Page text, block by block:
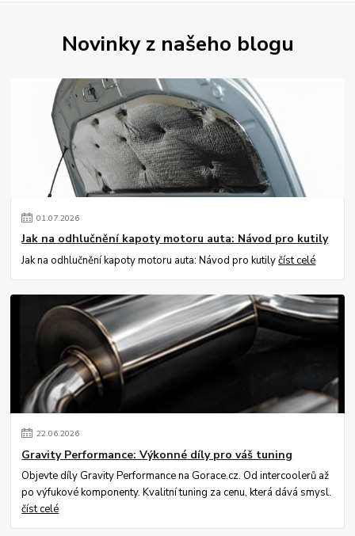
Novinky z našeho blogu
01.07.2026
Jak na odhlučnění kapoty motoru auta: Návod pro kutily
Jak na odhlučnění kapoty motoru auta: Návod pro kutilyčíst celé
22.06.2026
Gravity Performance: Výkonné díly pro váš tuning
Objevte díly Gravity Performance na Gorace.cz. Od intercoolerů až
po výfukové komponenty. Kvalitní tuning za cenu, která dává smysl.
číst celé